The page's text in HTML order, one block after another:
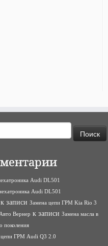
Audi DL501
Audi DL501
к записи Замена цепи ГРМ Kia Rio 3
Вернер к записи Замена масла в
поколения
цепи ГРМ Audi Q3 2.0